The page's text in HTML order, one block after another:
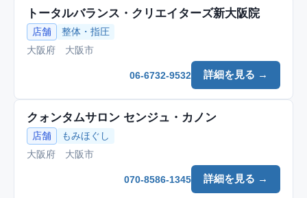
トータルバランス・クリエイターズ新大阪院
店舗
整体・指圧
大阪府 大阪市
詳細を見る →
06-6732-9532
クォンタムサロン センジュ・カノン
店舗
もみほぐし
大阪府 大阪市
詳細を見る →
070-8586-1345